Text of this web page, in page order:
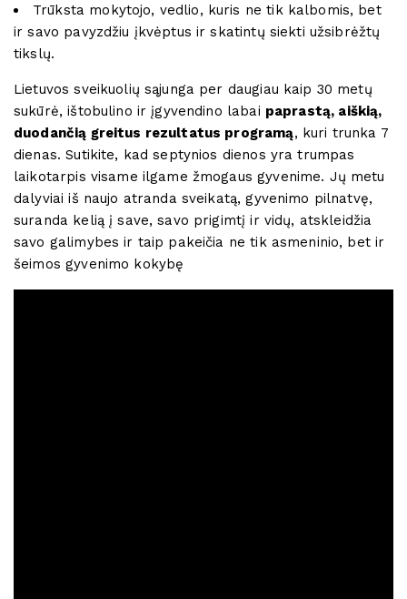
Trūksta mokytojo, vedlio, kuris ne tik kalbomis, bet
ir savo pavyzdžiu įkvėptus ir skatintų siekti užsibrėžtų
tikslų.
Lietuvos sveikuolių sąjunga per daugiau kaip 30 metų
sukūrė, ištobulino ir įgyvendino labai paprastą, aiškią,
duodančią greitus rezultatus programą, kuri trunka 7
dienas. Sutikite, kad septynios dienos yra trumpas
laikotarpis visame ilgame žmogaus gyvenime. Jų metu
dalyviai iš naujo atranda sveikatą, gyvenimo pilnatvę,
suranda kelią į save, savo prigimtį ir vidų, atskleidžia
savo galimybes ir taip pakeičia ne tik asmeninio, bet ir
šeimos gyvenimo kokybę